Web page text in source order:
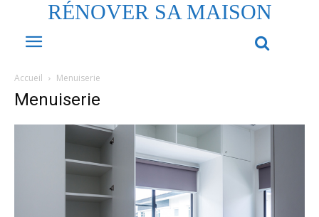
RÉNOVER SA MAISON
Accueil Menuiserie
Menuiserie